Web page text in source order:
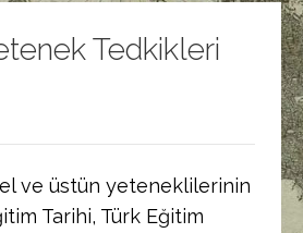
Tedkikleri
ve üstün yeteneklilerinin
Tarihi, Türk Eğitim